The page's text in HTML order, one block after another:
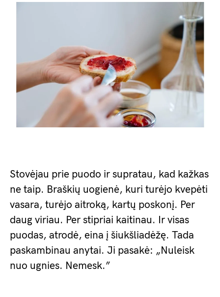
Stovėjau prie puodo ir supratau, kad kažkas
ne taip. Braškių uogienė, kuri turėjo kvepėti
vasara, turėjo aitroką, kartų poskonį. Per
daug viriau. Per stipriai kaitinau. Ir visas
puodas, atrodė, eina į šiukšliadėžę. Tada
paskambinau anytai. Ji pasakė: „Nuleisk
nuo ugnies. Nemesk.”